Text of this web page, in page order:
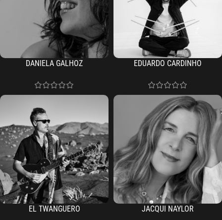
DANIELA GALHOZ EDUARDO CARDINHO
EL TWANGUERO JACQUI NAYLOR